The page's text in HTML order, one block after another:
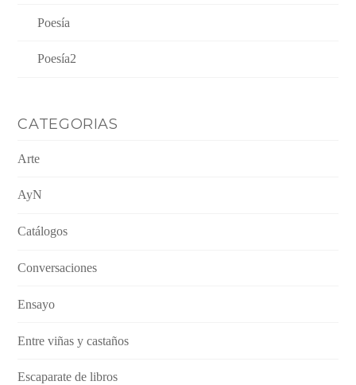
Poesía
Poesía2
CATEGORIAS
Arte
AyN
Catálogos
Conversaciones
Ensayo
Entre viñas y castaños
Escaparate de libros